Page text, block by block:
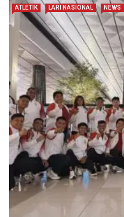
ATLETIK LARI NASIONAL NEWS